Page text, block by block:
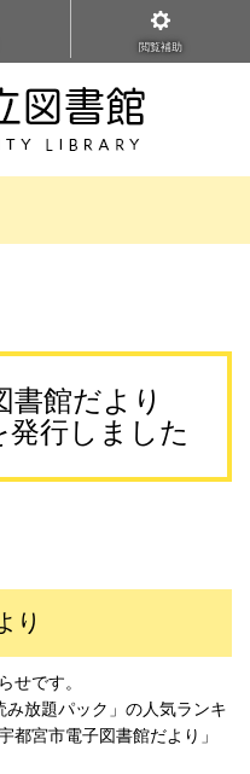
閲覧補助
書館だより
発行しました
り
せです。
放題パック」の人気ランキ
都宮市電子図書館だより」